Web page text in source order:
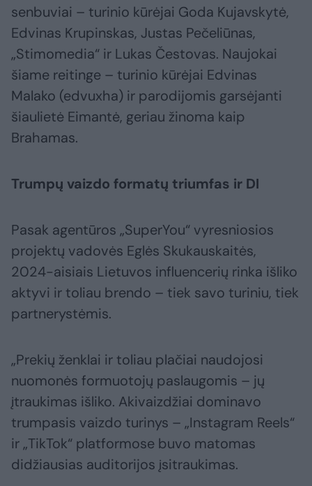
senbuviai – turinio kūrėjai Goda Kujavskytė,
Edvinas Krupinskas, Justas Pečeliūnas,
„Stimomedia“ ir Lukas Čestovas. Naujokai
šiame reitinge – turinio kūrėjai Edvinas
Malako (edvuxha) ir parodijomis garsėjanti
šiaulietė Eimantė, geriau žinoma kaip
Brahamas.
Trumpų vaizdo formatų triumfas ir DI
Pasak agentūros „SuperYou“ vyresniosios
projektų vadovės Eglės Skukauskaitės,
2024-aisiais Lietuvos influencerių rinka išliko
aktyvi ir toliau brendo – tiek savo turiniu, tiek
partnerystėmis.
„Prekių ženklai ir toliau plačiai naudojosi
nuomonės formuotojų paslaugomis – jų
įtraukimas išliko. Akivaizdžiai dominavo
trumpasis vaizdo turinys – „Instagram Reels“
ir „TikTok“ platformose buvo matomas
didžiausias auditorijos įsitraukimas.